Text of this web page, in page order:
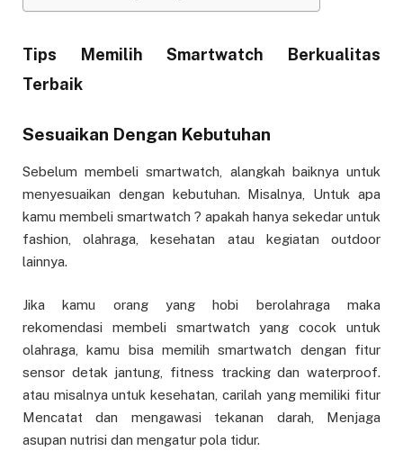
Tips Memilih Smartwatch Berkualitas
Terbaik
Sesuaikan Dengan Kebutuhan
Sebelum membeli smartwatch, alangkah baiknya untuk
menyesuaikan dengan kebutuhan. Misalnya, Untuk apa
kamu membeli smartwatch ? apakah hanya sekedar untuk
fashion, olahraga, kesehatan atau kegiatan outdoor
lainnya.
Jika kamu orang yang hobi berolahraga maka
rekomendasi membeli smartwatch yang cocok untuk
olahraga, kamu bisa memilih smartwatch dengan fitur
sensor detak jantung, fitness tracking dan waterproof.
atau misalnya untuk kesehatan, carilah yang memiliki fitur
Mencatat dan mengawasi tekanan darah, Menjaga
asupan nutrisi dan mengatur pola tidur.